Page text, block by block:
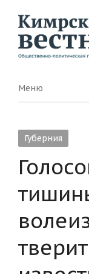
Menu
Меню
Губерния